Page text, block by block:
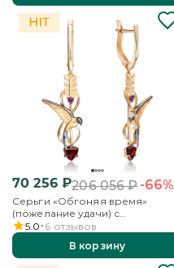
70 256₽206 056₽-66%
Серьги «Обгоняя время»
(пожелание удачи) с
английским замком из
красного золота с гранатами
5.0 6 отзывов
В корзину